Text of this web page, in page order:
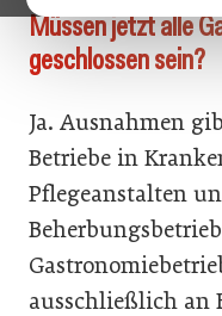
Müssen jetzt alle
geschlossen sein?
Ja. Ausnahmen
Betriebe in
Pflegeanstalten
ausschließlich an